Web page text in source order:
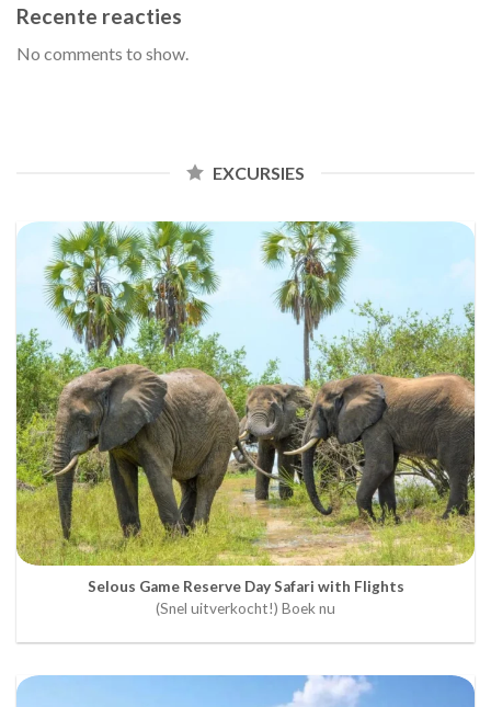
Recente reacties
No comments to show.
EXCURSIES
Selous Game Reserve Day Safari with Flights
(Snel uitverkocht!) Boek nu